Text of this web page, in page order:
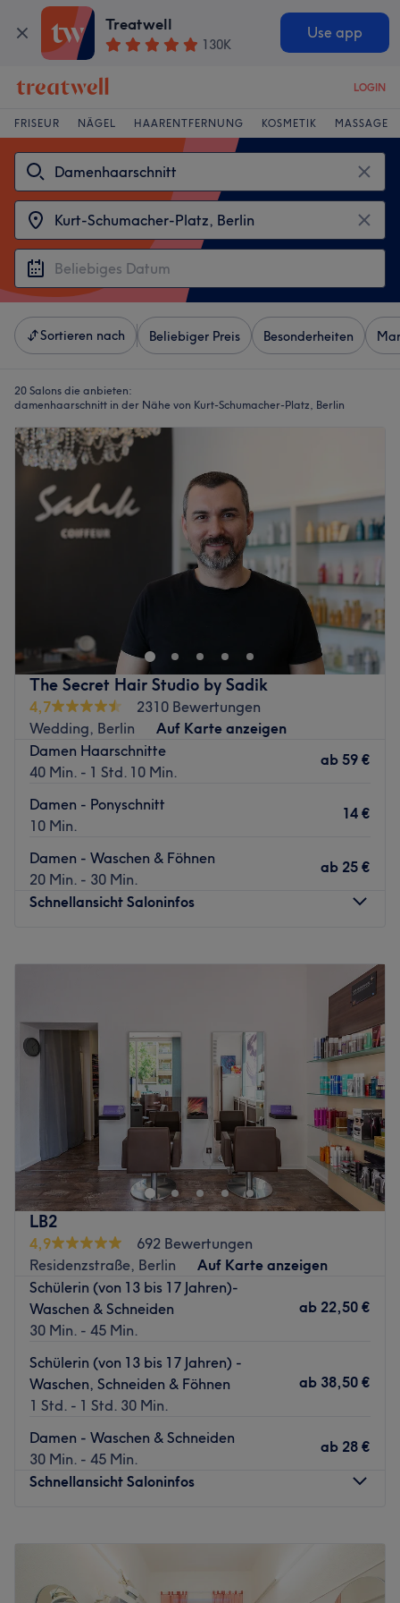
Treatwell
130K
Use app
LOGIN
FRISEUR NÄGEL HAARENTFERNUNG KOSMETIK MASSAGE
Sortieren nach Beliebiger Preis Besonderheiten
20 Salons die anbieten:
damenhaarschnitt in der Nähe von Kurt-Schumacher-Platz, Berlin
The Secret Hair Studio by Sadik
4,7
2310 Bewertungen
Wedding, Berlin
Auf Karte anzeigen
Damen Haarschnitte
40 Min. - 1 Std. 10 Min.
ab 59 €
Damen - Ponyschnitt
10 Min.
14 €
Damen - Waschen & Föhnen
20 Min. - 30 Min.
ab 25 €
Schnellansicht Saloninfos
19:00
19:00
19:00
Samstag
–17:00
Sonntag
Geschlossen
Im gemütlichen Ambiente mit goldgelbem Licht und
moderner Inneneinrichtung begrüßt der Friseur The Secret
Hair Studio by Sadik seine Kunden in Berlin-Wedding.
Hier wird gedreht, geschwungen und gelockt. Überzeuge
dich selbst und buche dich schön mit Treatwell!
Der Berliner Salon ist spezialisiert auf Hochsteckfrisuren
für jeden Anlass; ob für ein Vorstellungsgespräch, eine
Hochzeit oder ein Fotoshooting. Neben diesen festlichen
Kreationen schafft Sadik Coiffeur auch exklusive
Haarschnitte, Colorationen, Dauerwellen und Make-Ups.
Für den stimmigen Gesamtlook gibt es hier zu Beginn
eines jeden Besuches eine eingehende Farb- und
Typberatung.
Zurück zur Salonansicht
LB2
4,9
692 Bewertungen
Residenzstraße, Berlin
Auf Karte anzeigen
Schülerin (von 13 bis 17 Jahren)-
Waschen & Schneiden
30 Min. - 45 Min.
ab 22,50 €
Schülerin (von 13 bis 17 Jahren) -
Waschen, Schneiden & Föhnen
1 Std. - 1 Std. 30 Min.
ab 38,50 €
Damen - Waschen & Schneiden
30 Min. - 45 Min.
ab 28 €
Schnellansicht Saloninfos
Donnerstag
18:00